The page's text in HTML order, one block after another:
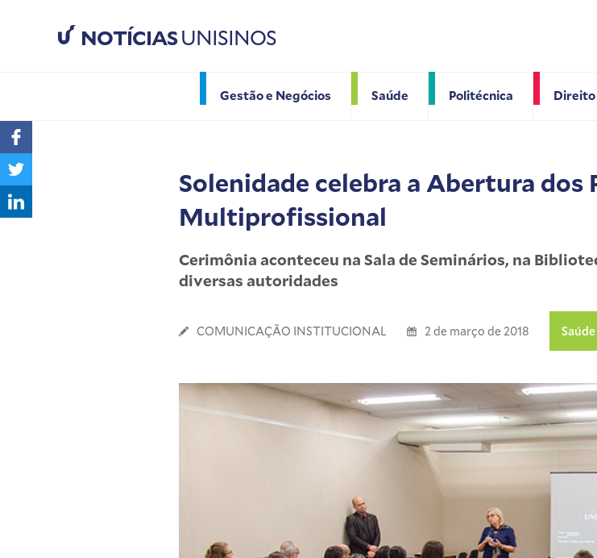
NOTÍCIASUNISINOS
Gestão e Negócios Saúde Politécnica Direito
Solenidade celebra a Abertura dos
Multiprofissional
Cerimônia aconteceu na Sala de Seminários, na
diversas autoridades
COMUNICAÇÃO INSTITUCIONAL 2 de março de 2018 Saúde